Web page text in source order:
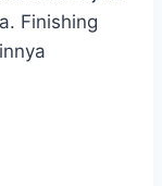
Finishing